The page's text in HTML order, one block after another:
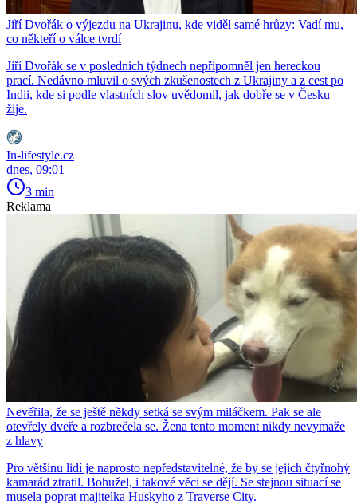
Jiří Dvořák o výjezdu na Ukrajinu, kde viděl samé hrůzy: Vadí mu,
co někteří o válce tvrdí
Jiří Dvořák se v posledních týdnech nepřipomněl jen hereckou
prací. Nedávno mluvil o svých zkušenostech z Ukrajiny a z cest po
Indii, kde si podle vlastních slov uvědomil, jak dobře se v Česku
žije.
In-lifestyle.cz
dnes, 09:01
3 min
Reklama
Nevěřila, že se ještě někdy setká se svým miláčkem. Pak se ale
otevřely dveře a rozbrečela se. Žena tento moment nikdy nevymaže
z hlavy
Pro většinu lidí je naprosto nepředstavitelné, že by se jejich čtyřnohý
kamarád ztratil. Bohužel, i takové věci se dějí. Se stejnou situací se
musela poprat majitelka Huskyho z Traverse City.